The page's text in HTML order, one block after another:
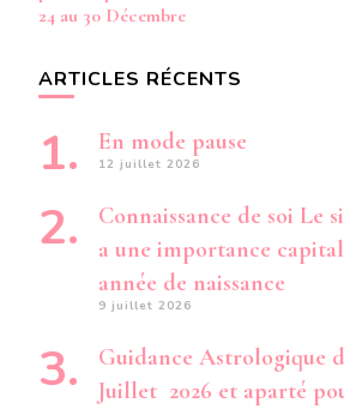
24 au 30 Décembre
ARTICLES RÉCENTS
En mode pause
12 juillet 2026
Connaissance de soi Le
a une importance
année de naissance
9 juillet 2026
Guidance Astrologique
Juillet 2026 et aparté